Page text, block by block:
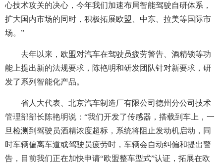
心技术攻关的决心，今年我们加速布局智能驾驶自研体系，
扩大国内市场的同时，积极拓展欧盟、中东、拉美等国际市
场。”
去年以来，欧盟对汽车在驾驶员疲劳警告、酒精锁等功
能上提出新的法规要求，陈艳明和研发团队针对新要求，研
发了系列智能化产品。
省人大代表、北京汽车制造厂有限公司德州分公司技术
管理部部长陈艳明说：“我们开发了传感器，搭载到车上，一
旦检测到驾驶员酒精浓度超标，系统将阻止发动机启动，同
时车辆偏离车道或驾驶员疲劳时，车辆会自动纠偏和提出警
告，目前我们正在加快申请“欧盟整车型式”认证，拓展在欧